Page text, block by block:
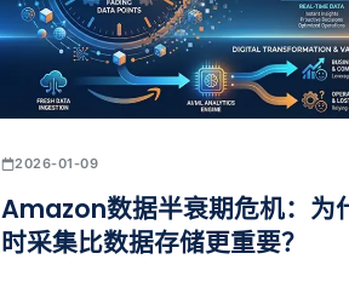
2026-01-09
Amazon数据半衰期危机：为
时采集比数据存储更重要？